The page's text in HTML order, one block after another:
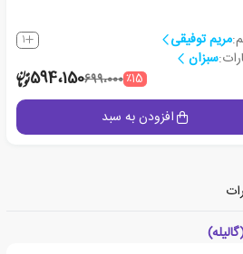
مریم توفیقی 1
سبزان
٪15699،000594،150
افزودن به سبد